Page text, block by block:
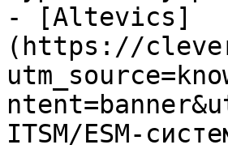
- [Altevics]
(https://
ITSM/ESM-